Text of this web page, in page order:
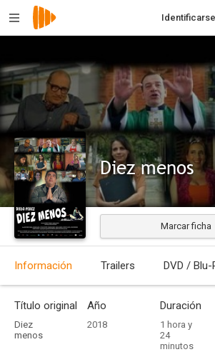
Diez menos
Marcar ficha
Información Trailers DVD / Blu-
Título original
Diez
menos
Año
2018
Duración
1 hora y
24
minutos